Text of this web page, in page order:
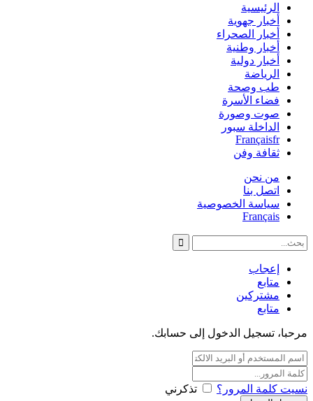
الرئيسية
أخبار جهوية
أخبار الصحراء
أخبار وطنية
أخبار دولية
الرياضة
طب وصحة
فضاء الأسرة
صوت وصورة
الداخلة سبور
Françaisfr
ثقافة وفن
من نحن
اتصل بنا
سياسة الخصوصية
Français
إعجاب
متابع
مشتركين
متابع
مرحبا، تسجيل الدخول إلى حسابك.
نسيت كلمة المرور؟ تذكرني